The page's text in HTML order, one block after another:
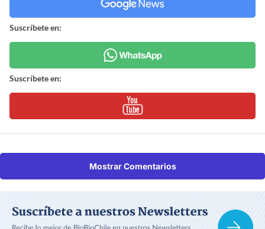
Suscríbete en:
Suscríbete en:
Mostrar Comentarios